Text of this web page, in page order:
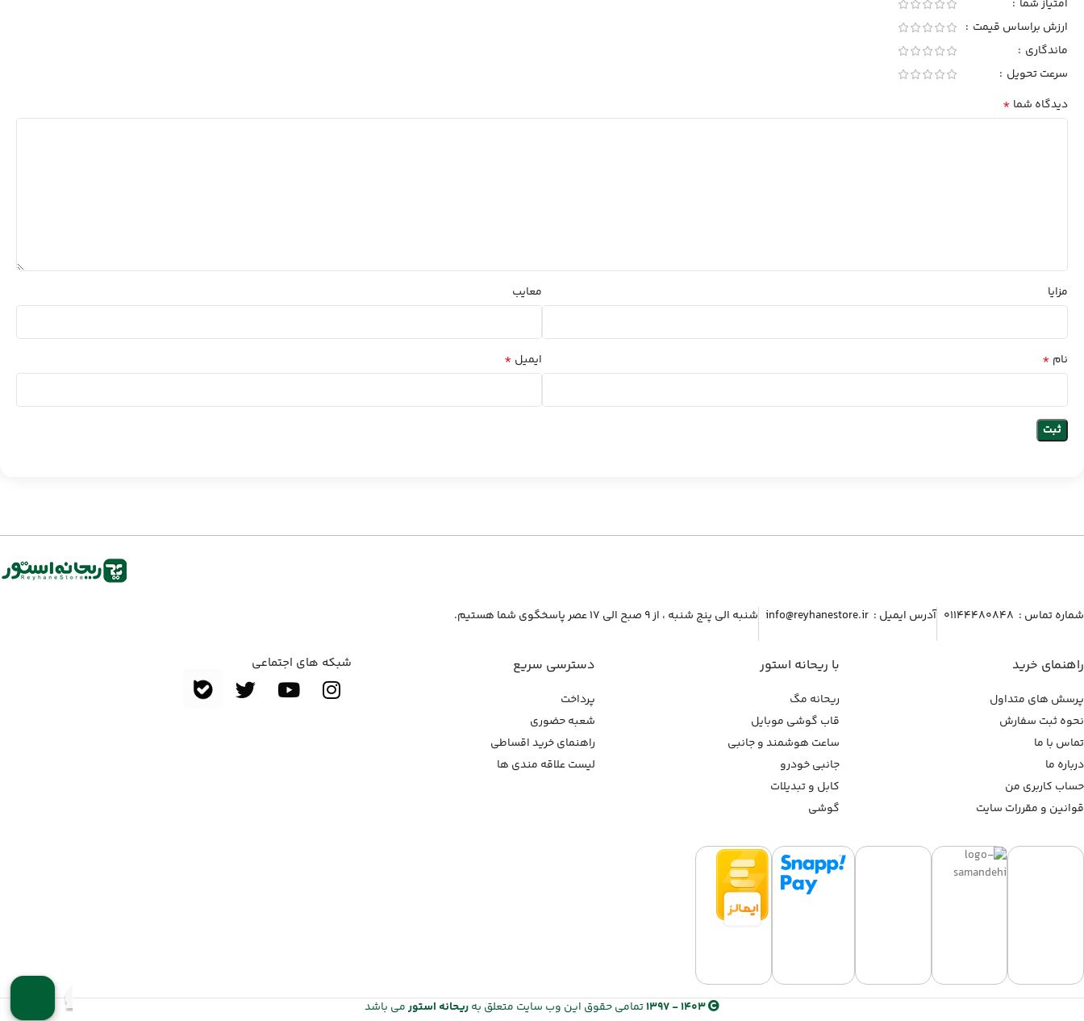
امتیاز شما
ارزش براساس قیمت
ماندگاری
سرعت تحویل
دیدگاه شما *
مزایا معایب
نام * ایمیل *
شماره تماس :‌ ۰۱۱۴۴۴۸۰۸۴۸ آدرس ایمیل :‌ info@reyhanestore.ir شنبه الی پنج شنبه ، از ۹ صبح الی ۱۷ عصر پاسخگوی شما هستیم.
راهنمای خرید
پرسش های متداول
نحوه ثبت سفارش
تماس با ما
درباره ما
حساب کاربری من
قوانین و مقررات سایت
با ریحانه استور
ریحانه مگ
قاب گوشی موبایل
ساعت هوشمند و جانبی
جانبی خودرو
کابل و تبدیلات
گوشی
دسترسی سریع
پرداخت
شعبه حضوری
راهنمای خرید اقساطی
لیست علاقه مندی ها
شبکه های اجتماعی
1403 - 1397 تمامی حقوق این وب سایت متعلق بهریحانه استورمی باشد